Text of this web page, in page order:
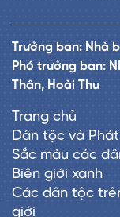
Trưởng ban: Nhà
Phó trưởng ban:
Thân, Hoài Thu
Trang chủ
Dân tộc và
Sắc màu các
Biên giới xanh
Các dân tộc
giới